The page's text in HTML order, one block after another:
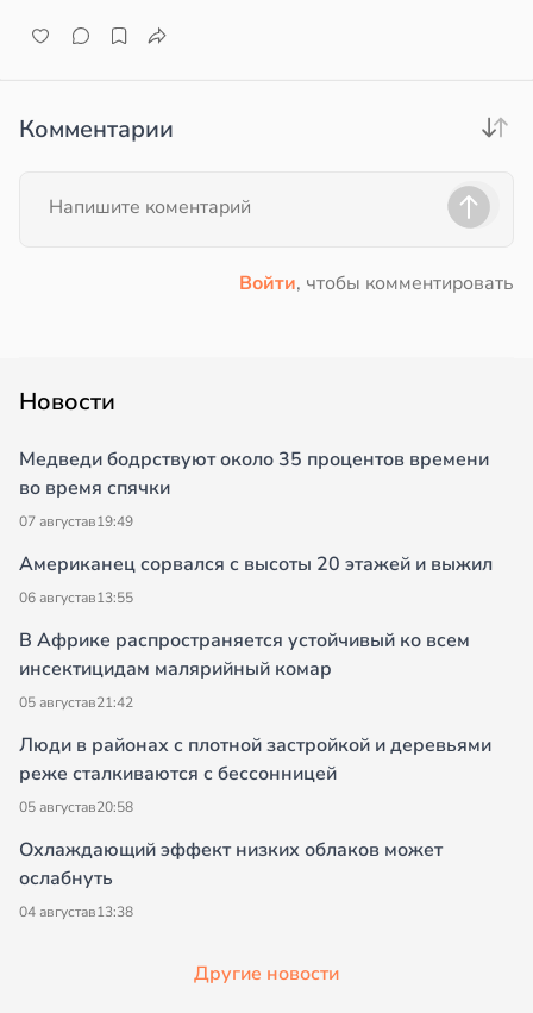
Комментарии
Войти, чтобы комментировать
Новости
Медведи бодрствуют около 35 процентов времени
во время спячки
07 августав19:49
Американец сорвался с высоты 20 этажей и выжил
06 августав13:55
В Африке распространяется устойчивый ко всем
инсектицидам малярийный комар
05 августав21:42
Люди в районах с плотной застройкой и деревьями
реже сталкиваются с бессонницей
05 августав20:58
Охлаждающий эффект низких облаков может
ослабнуть
04 августав13:38
Другие новости